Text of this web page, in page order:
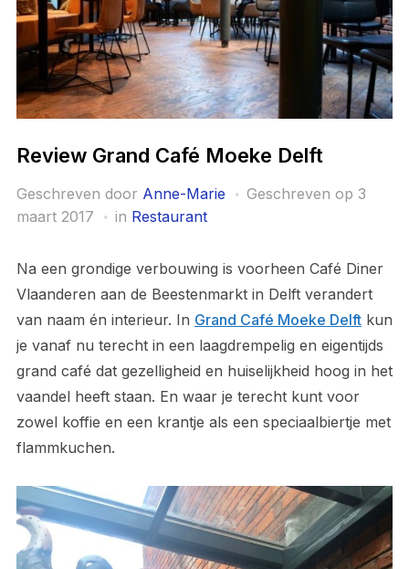
Review Grand Café Moeke Delft
Geschreven door Anne-Marie Geschreven op 3
maart 2017
in Restaurant
Na een grondige verbouwing is voorheen Café Diner
Vlaanderen aan de Beestenmarkt in Delft verandert
van naam én interieur. In Grand Café Moeke Delftkun
je vanaf nu terecht in een laagdrempelig en eigentijds
grand café dat gezelligheid en huiselijkheid hoog in het
vaandel heeft staan. En waar je terecht kunt voor
zowel koffie en een krantje als een speciaalbiertje met
flammkuchen.